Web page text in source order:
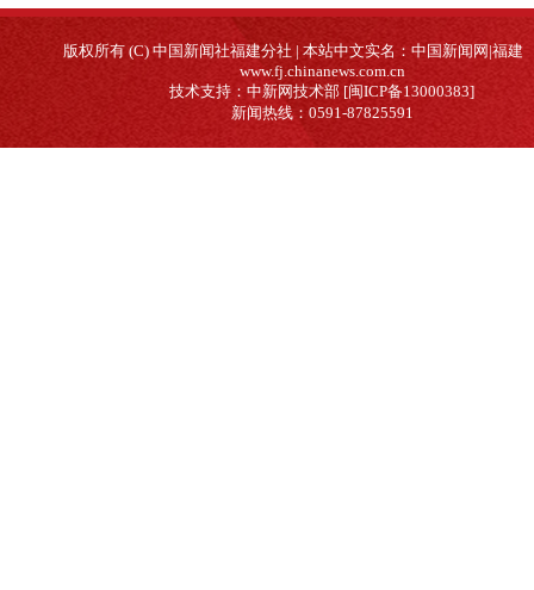
版权所有 (C) 中国新闻社福建分社 | 本站中文实名：中国新闻网|福建
www.fj.chinanews.com.cn
技术支持：中新网技术部 [闽ICP备13000383]
新闻热线：0591-87825591